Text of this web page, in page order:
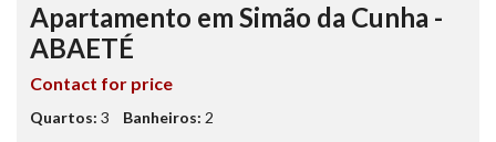
Apartamento em Simão da Cunha -
ABAETÉ
Contact for price
Quartos: 3 Banheiros: 2